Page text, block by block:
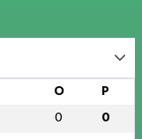
O P
0 0